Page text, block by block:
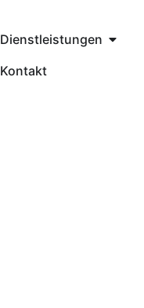
Dienstleistungen
Kontakt